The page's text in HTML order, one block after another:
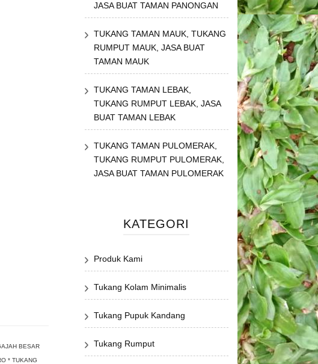
BESAR
* TUKANG
JASA BUAT TAMAN PANONGAN
TUKANG TAMAN MAUK, TUKANG
RUMPUT MAUK, JASA BUAT
TAMAN MAUK
TUKANG TAMAN LEBAK,
TUKANG RUMPUT LEBAK, JASA
BUAT TAMAN LEBAK
TUKANG TAMAN PULOMERAK,
TUKANG RUMPUT PULOMERAK,
JASA BUAT TAMAN PULOMERAK
KATEGORI
Produk Kami
Tukang Kolam Minimalis
Tukang Pupuk Kandang
Tukang Rumput